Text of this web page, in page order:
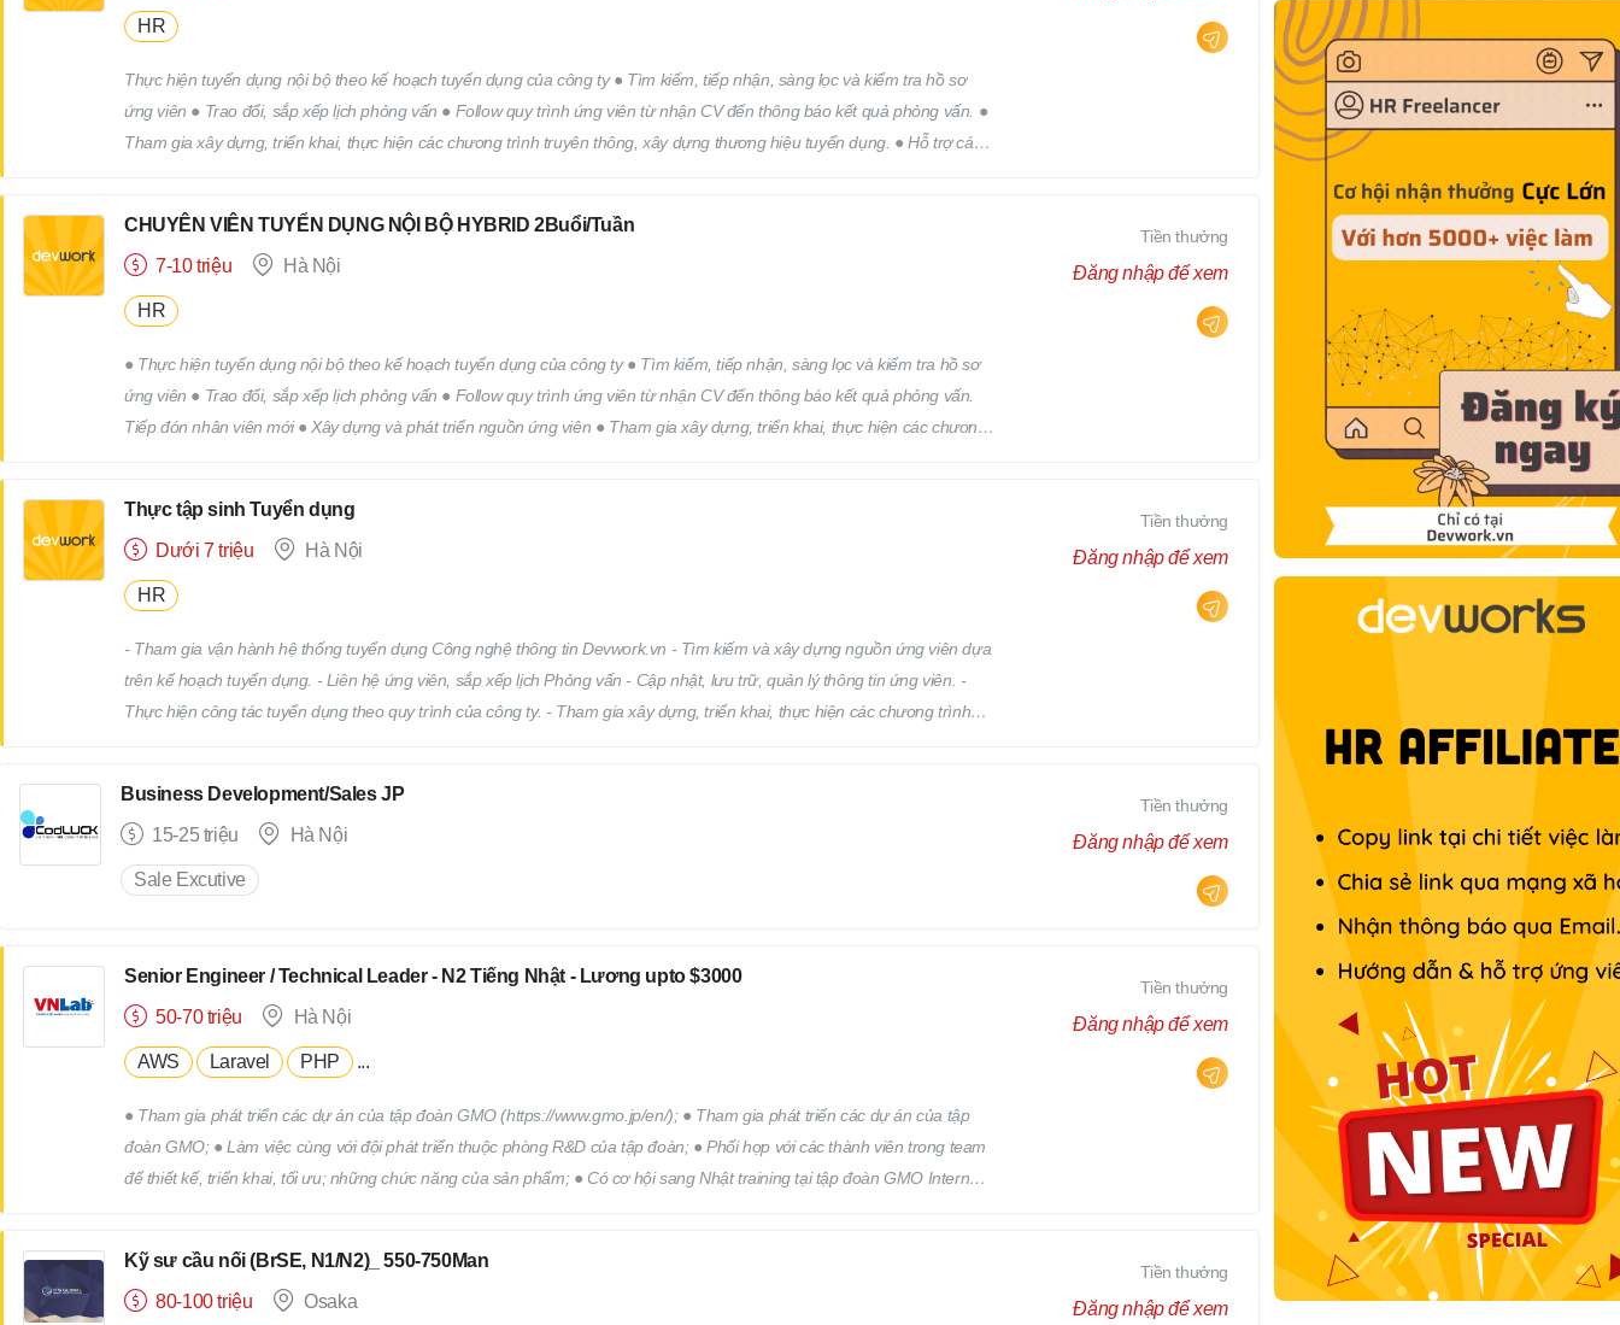
HR
Thực hiện tuyển dụng nội bộ theo kế hoạch tuyển dụng của công ty ● Tìm kiếm, tiếp nhận, sàng lọc và kiểm tra hồ sơ
ứng viên ● Trao đổi, sắp xếp lịch phỏng vấn ● Follow quy trình ứng viên từ nhận CV đến thông báo kết quả phỏng vấn. ●
Tham gia xây dựng, triển khai, thực hiện các chương trình truyên thông, xây dựng thương hiệu tuyển dụng. ● Hỗ trợ các
CHUYÊN VIÊN TUYỂN DỤNG NỘI BỘ HYBRID 2Buổi/Tuần
7-10 triệu
Hà Nội
HR
● Thực hiện tuyển dụng nội bộ theo kế hoạch tuyển dụng của công ty ● Tìm kiếm, tiếp nhận, sàng lọc và kiểm tra hồ sơ
ứng viên ● Trao đổi, sắp xếp lịch phỏng vấn ● Follow quy trình ứng viên từ nhận CV đến thông báo kết quả phỏng vấn.
Tiếp đón nhân viên mới ● Xây dựng và phát triển nguồn ứng viên ● Tham gia xây dựng, triển khai, thực hiện các chương
Tiền thưởng
Đăng nhập để xem
Thực tập sinh Tuyển dụng
Dưới 7 triệu
Hà Nội
HR
- Tham gia vận hành hệ thống tuyển dụng Công nghệ thông tin Devwork.vn - Tìm kiếm và xây dựng nguồn ứng viên dựa
trên kế hoạch tuyển dụng. - Liên hệ ứng viên, sắp xếp lịch Phỏng vấn - Cập nhật, lưu trữ, quản lý thông tin ứng viên. -
Thực hiện công tác tuyển dụng theo quy trình của công ty. - Tham gia xây dựng, triển khai, thực hiện các chương trình
Tiền thưởng
Đăng nhập để xem
Business Development/Sales JP
15-25 triệu
Hà Nội
Sale Excutive
Tiền thưởng
Đăng nhập để xem
Senior Engineer / Technical Leader - N2 Tiếng Nhật - Lương upto $3000
50-70 triệu
Hà Nội
AWS Laravel PHP ...
● Tham gia phát triển các dự án của tập đoàn GMO (https://www.gmo.jp/en/); ● Tham gia phát triển các dự án của tập
đoàn GMO; ● Làm việc cùng với đội phát triển thuộc phòng R&D của tập đoàn; ● Phối hợp với các thành viên trong team
để thiết kế, triển khai, tối ưu; những chức năng của sản phẩm; ● Có cơ hội sang Nhật training tại tập đoàn GMO Internet
Tiền thưởng
Đăng nhập để xem
Kỹ sư cầu nối (BrSE, N1/N2)_ 550-750Man
80-100 triệu
Osaka
Tiền thưởng
Đăng nhập để xem